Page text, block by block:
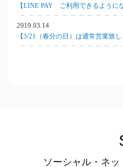
【LINE PAY ご利用できるように
2019.03.14
【3/21（春分の日）は通常営業致し
ソーシャル・ネ